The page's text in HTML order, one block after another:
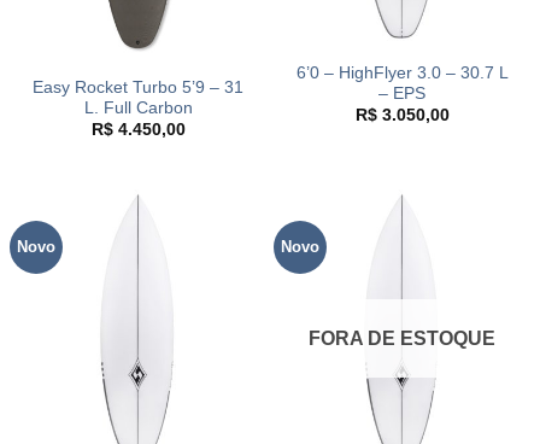
Easy Rocket Turbo 5’9 – 31
L. Full Carbon
R$4.450,00
6’0 – HighFlyer 3.0 – 30.7 L
– EPS
R$3.050,00
Novo Novo
FORA DE ESTOQUE